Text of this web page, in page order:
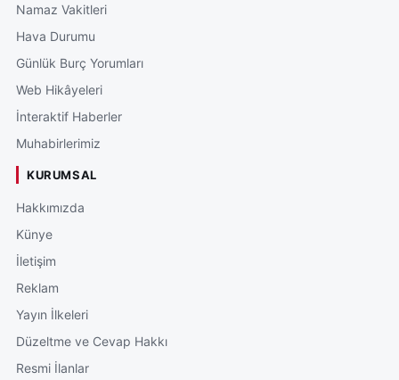
Namaz Vakitleri
Hava Durumu
Günlük Burç Yorumları
Web Hikâyeleri
İnteraktif Haberler
Muhabirlerimiz
KURUMSAL
Hakkımızda
Künye
İletişim
Reklam
Yayın İlkeleri
Düzeltme ve Cevap Hakkı
Resmi İlanlar